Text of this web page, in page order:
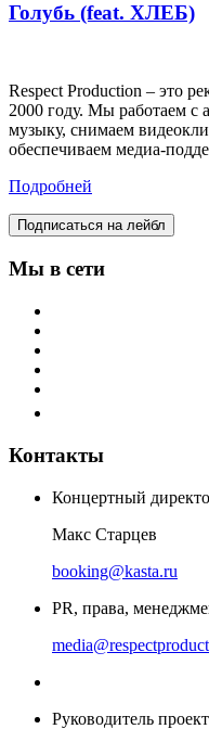
Голубь (feat. ХЛЕБ)
Respect Production – это
2000 году. Мы работаем с
музыку, снимаем
обеспечиваем медиа-
Подробней
Подписаться на лейбл
Мы в сети
Контакты
Концертный
Макс Старцев
booking@kasta.ru
PR, права,
Руководитель